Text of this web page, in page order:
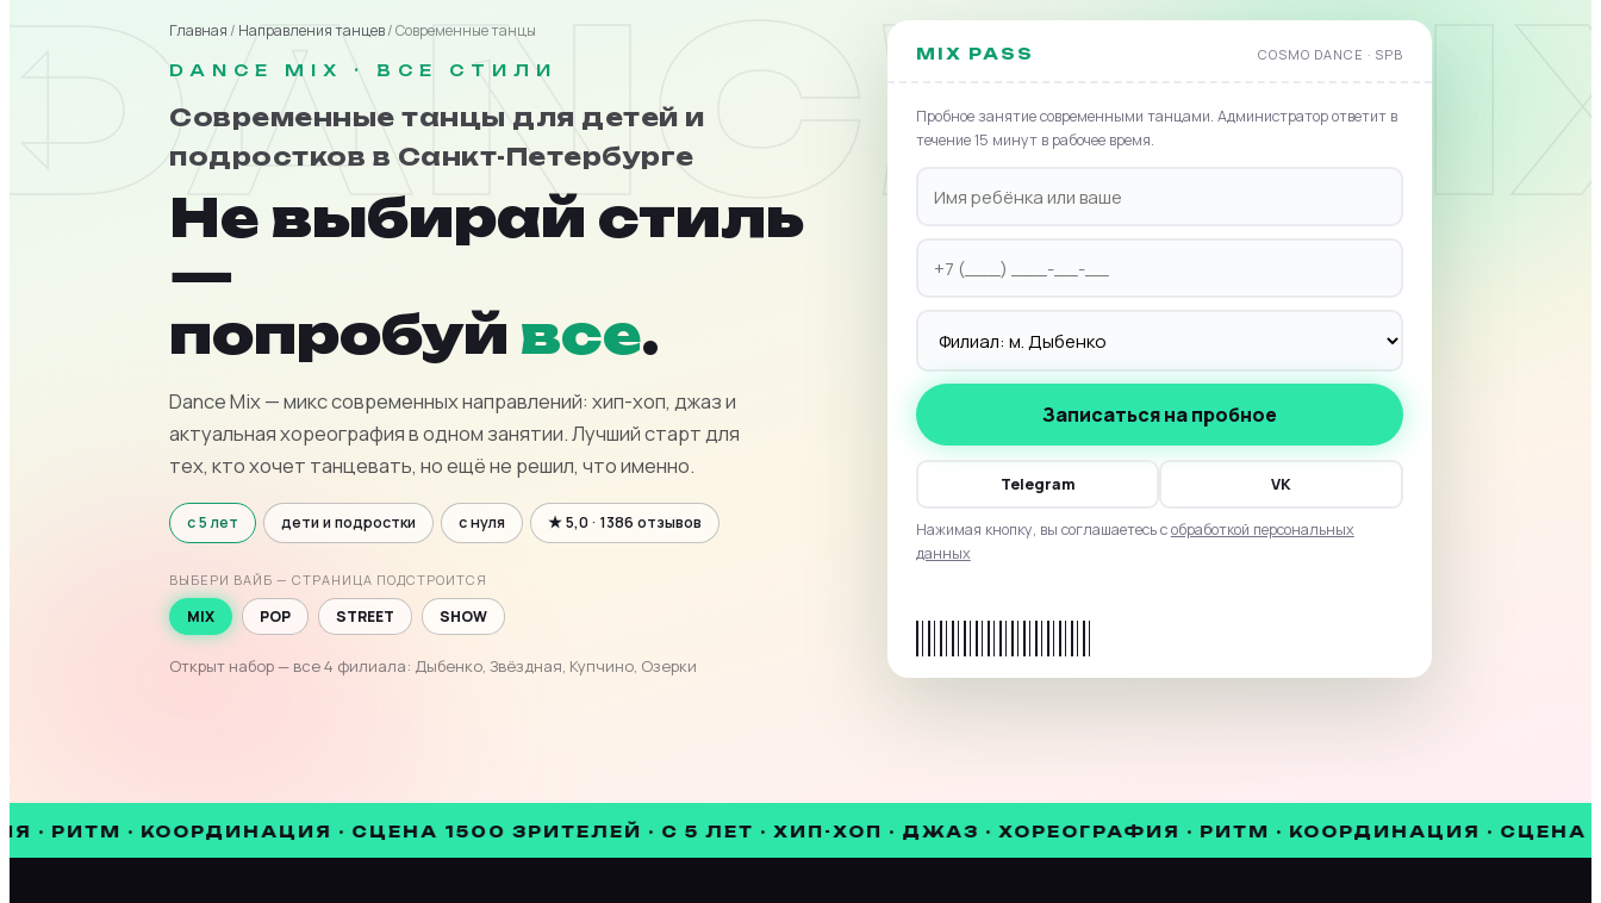
Главная / Направления танцев/ Современные танцы
DANCE MIX · ВСЕ СТИЛИ
Современные танцы для детей и
подростков в Санкт-Петербурге
Не выбирай стиль
—
попробуй все.
Dance Mix — микс современных направлений: хип-хоп, джаз и
актуальная хореография в одном занятии. Лучший старт для
тех, кто хочет танцевать, но ещё не решил, что именно.
с 5 лет дети и подростки с нуля ★ 5,0 · 1386 отзывов
ВЫБЕРИ ВАЙБ — СТРАНИЦА ПОДСТРОИТСЯ
MIX POP STREET SHOW
Открыт набор — все 4 филиала: Дыбенко, Звёздная, Купчино, Озерки
MIX PASS COSMO DANCE · SPB
Пробное занятие современными танцами. Администратор ответит в
течение 15 минут в рабочее время.
Записаться на пробное
Telegram VK
Нажимая кнопку, вы соглашаетесь собработкой персональных
данных
· КООРДИНАЦИЯ · СЦЕНА 1500 ЗРИТЕЛЕЙ · С 5 ЛЕТ · ХИП-ХОП · ДЖАЗ · ХОРЕОГРАФИЯ · РИТМ · КООРДИНАЦИЯ · СЦЕНА 1500